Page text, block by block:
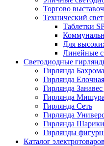
Торгово
Технический свет
Таблетки
Для
Линейные
Светодиодные
Гирлянда
Гирлянда Елочная
Гирлянда
Гирлянда Мишура
Гирлянда Сеть
Гирлянда
Гирлянда Шарики
Гирлянды
Каталог электротоваров